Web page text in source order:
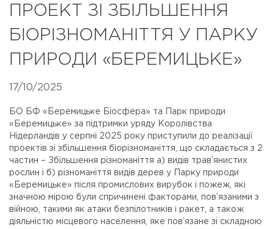
ПРОЕКТ ЗІ ЗБІЛЬШЕННЯ
БІОРІЗНОМАНІТТЯ У ПАРКУ
ПРИРОДИ «БЕРЕМИЦЬКЕ»
17/10/2025
БО БФ «Беремицьке Біосфера» та Парк природи
«Беремицьке» за підтримки уряду Королівства
Нідерландів у серпні 2025 року приступили до реалізації
проектів зі збільшення біорізноманіття, що складається з 2
частин – Збільшення різноманіття а) видів трав’янистих
рослин і б) різноманіття видів дерев у Парку природи
«Беремицьке» після промислових вирубок і пожеж, які
значною мірою були спричинені факторами, пов’язаними з
війною, такими як атаки безпілотників і ракет, а також
діяльністю місцевого населення, яке пов’язане зі складною